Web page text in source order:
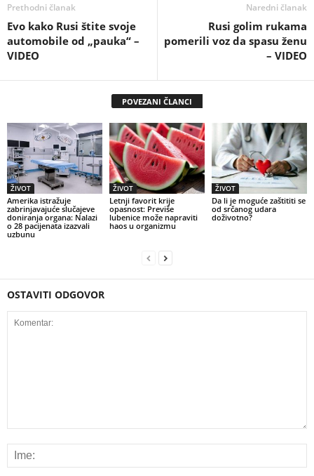
Prethodni članak
Evo kako Rusi štite svoje
automobile od „pauka“ –
VIDEO
Naredni članak
Rusi golim rukama
pomerili voz da spasu ženu
– VIDEO
POVEZANI ČLANCI
ŽIVOT
Amerika istražuje
zabrinjavajuće slučajeve
doniranja organa: Nalazi
o 28 pacijenata izazvali
uzbunu
ŽIVOT
Letnji favorit krije
opasnost: Previše
lubenice može napraviti
haos u organizmu
ŽIVOT
Da li je moguće zaštititi se
od srčanog udara
doživotno?
OSTAVITI ODGOVOR